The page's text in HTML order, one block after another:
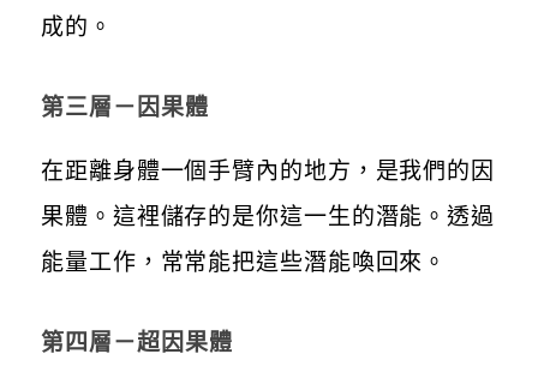
成的。
第三層－ 因果體
在距離身體一個手臂內的地方，是我們的因
果體。這裡儲存的是你這一生的潛能。透過
能量工作，常常能把這些潛能喚回來。
第四層－超因果體